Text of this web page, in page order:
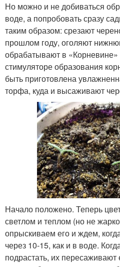
Но можно и не добиваться
воде, а попробовать сразу
таким образом: срезают
прошлом году, оголяют
обрабатывают в «Корневине»
стимуляторе образования
быть приготовлена
торфа, куда и высаживают
Начало положено. Теперь
светлом и теплом (но не
опрыскиваем его и ждем,
через 10-15, как и в воде.
подрастать, их